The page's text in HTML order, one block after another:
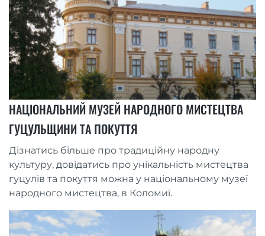
НАЦІОНАЛЬНИЙ МУЗЕЙ НАРОДНОГО МИСТЕЦТВА
ГУЦУЛЬЩИНИ ТА ПОКУТТЯ
Дізнатись більше про традиційну народну
культуру, довідатись про унікальність мистецтва
гуцулів та покуття можна у національному музеї
народного мистецтва, в Коломиї.